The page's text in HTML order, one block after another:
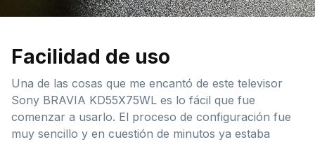
Facilidad de uso
Una de las cosas que me encantó de este televisor
Sony BRAVIA KD55X75WL es lo fácil que fue
comenzar a usarlo. El proceso de configuración fue
muy sencillo y en cuestión de minutos ya estaba